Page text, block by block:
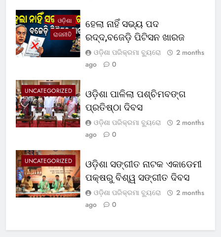
ଓଡ଼ିଶା
ରାଜନୀତି
ହେଲା ନାହିଁ ସଭ୍ୟ ପଦ
ରଦ୍ଦ,ବଜେଡ଼ି ପିଟିସନ ଖାରଜ
ଓଡ଼ିଶା ପରିକ୍ରମା ବ୍ୟୁରୋ
2 months
ago
0
UNCATEGORIZED
ଓଡ଼ିଶା ପାଳିଲା ପଶ୍ଚିମବଙ୍ଗ
ପ୍ରତିଷ୍ଠା ଦିବସ
ଓଡ଼ିଶା ପରିକ୍ରମା ବ୍ୟୁରୋ
2 months
ago
0
UNCATEGORIZED
ଓଡ଼ିଶା ସଙ୍ଗୀତ ନାଟକ ଏକାଡେମୀ
ପକ୍ଷରୁ ବିଶ୍ୱ ସଙ୍ଗୀତ ଦିବସ
ଓଡ଼ିଶା ପରିକ୍ରମା ବ୍ୟୁରୋ
2 months
ago
0